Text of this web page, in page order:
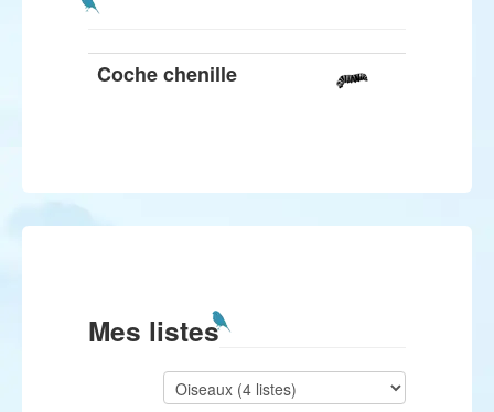
Coche chenille
Mes listes